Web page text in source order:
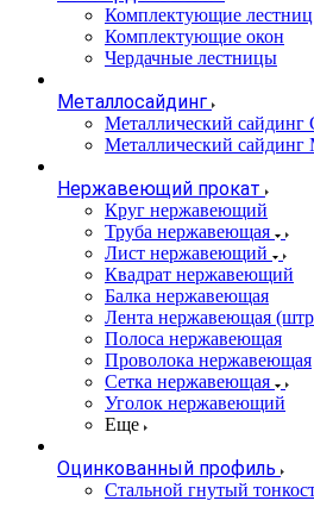
Комплектующие лестниц
Комплектующие окон
Чердачные лестницы
Металлосайдинг
Металлический сайдинг
Металлический
Нержавеющий прокат
Круг нержавеющий
Труба нержавеющая
Лист нержавеющий
Квадрат нержавеющий
Балка нержавеющая
Лента нержавеющая
Полоса нержавеющая
Проволока нержавеющая
Сетка нержавеющая
Уголок нержавеющий
Еще
Оцинкованный профиль
Стальной гнутый